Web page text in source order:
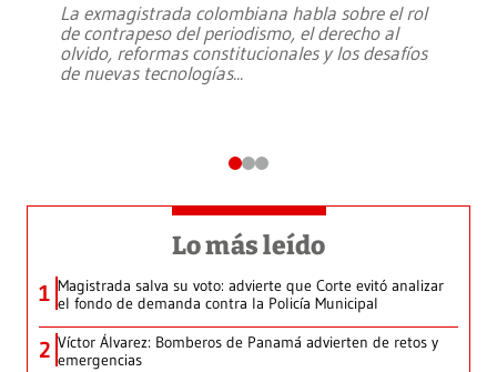
La exmagistrada colombiana habla sobre el rol
de contrapeso del periodismo, el derecho al
olvido, reformas constitucionales y los desafíos
de nuevas tecnologías...
Lo más leído
1 Magistrada salva su voto: advierte que Corte evitó analizar
el fondo de demanda contra la Policía Municipal
2 Víctor Álvarez: Bomberos de Panamá advierten de retos y
emergencias